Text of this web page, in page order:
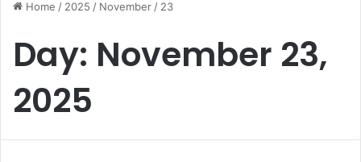
Home / 2025 / November / 23
Day: November 23,
2025